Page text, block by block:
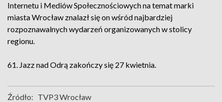
Internetu i Mediów Społecznościowych na temat marki
miasta Wrocław znalazł się on wśród najbardziej
rozpoznawalnych wydarzeń organizowanych w stolicy
regionu.
61. Jazz nad Odrą zakończy się 27 kwietnia.
Źródło: TVP3 Wrocław